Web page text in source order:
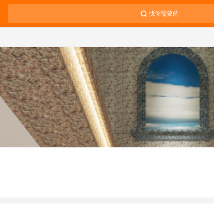
找你需要的